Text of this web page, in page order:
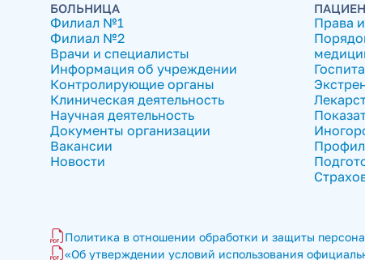
БОЛЬНИЦА
Филиал №1
Филиал №2
Врачи и специалисты
Информация об учреждении
Контролирующие органы
Клиническая деятельность
Научная деятельность
Документы организации
Вакансии
Новости
Права
Политика в отношении обработки и защиты
«Об утверждении условий использования